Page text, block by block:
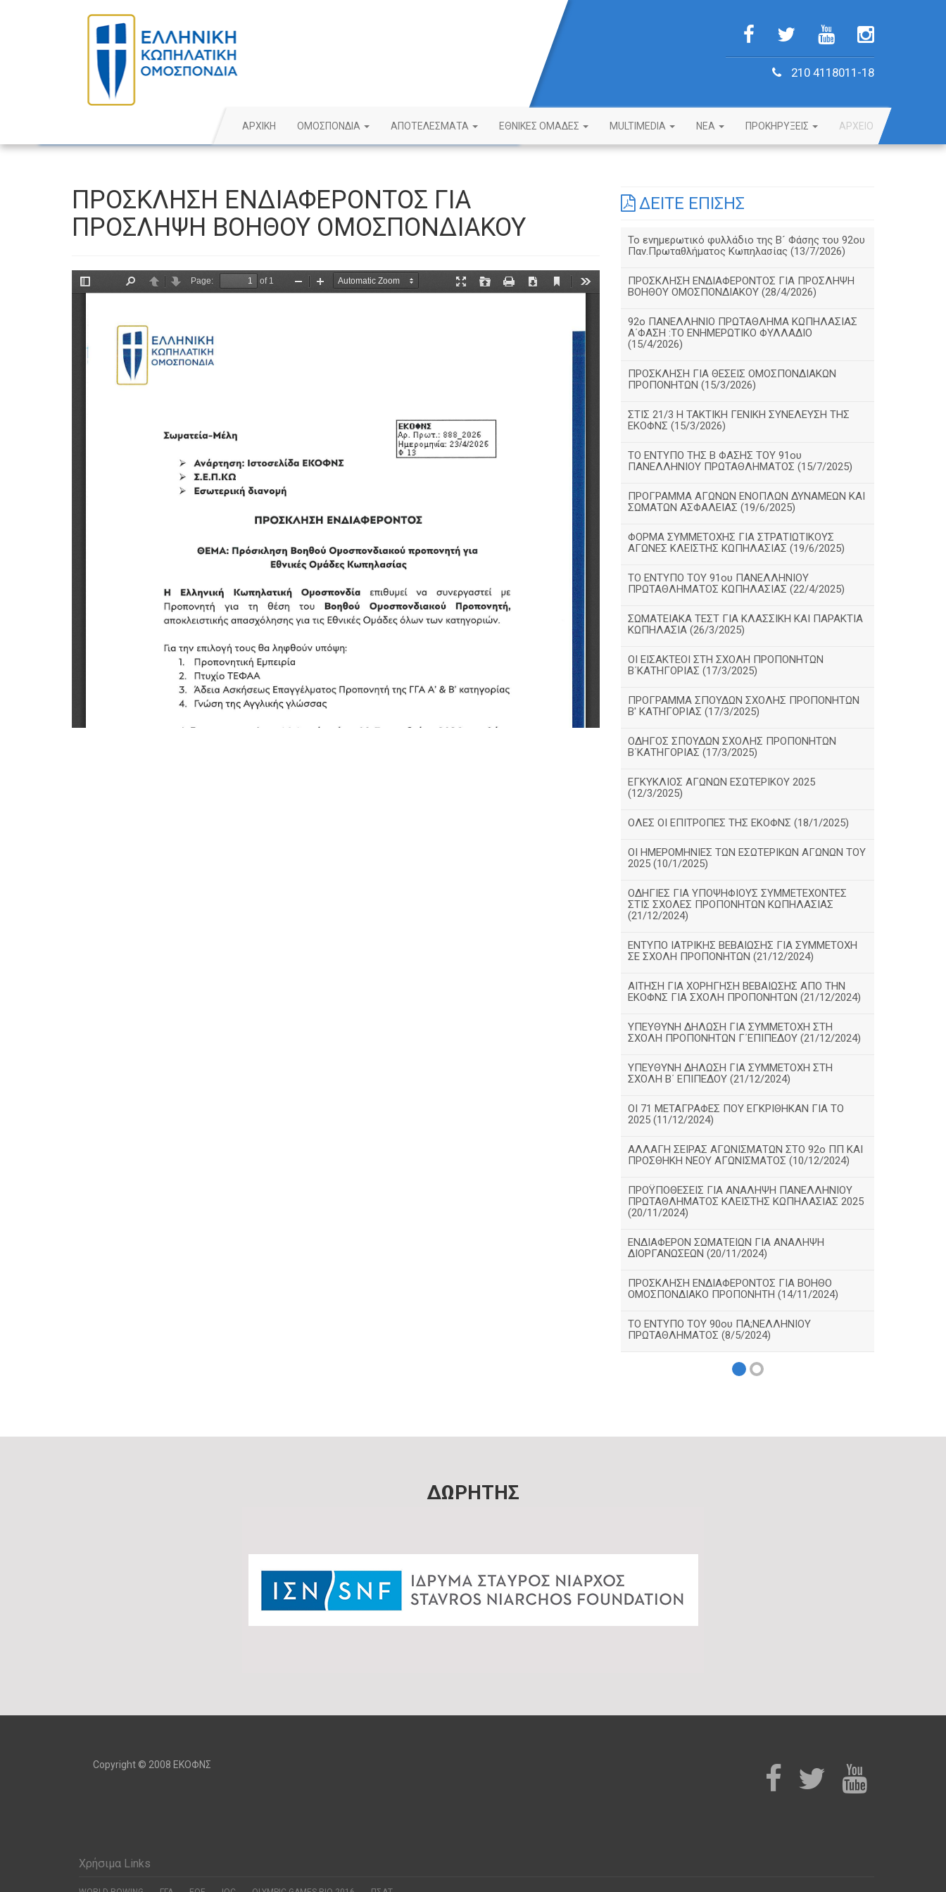
210 4118011-18
ΑΡΧΙΚΗ ΟΜΟΣΠΟΝΔΙΑ ΑΠΟΤΕΛΕΣΜΑΤΑ ΕΘΝΙΚΕΣ ΟΜΑΔΕΣ MULTIMEDIA NEA ΠΡΟΚΗΡΥΞΕΙΣ ΑΡΧΕΙΟ
ΠΡΟΣΚΛΗΣΗ ΕΝΔΙΑΦΕΡΟΝΤΟΣ ΓΙΑ
ΠΡΟΣΛΗΨΗ ΒΟΗΘΟΥ ΟΜΟΣΠΟΝΔΙΑΚΟΥ
ΔΕΙΤΕ ΕΠΙΣΗΣ
Το ενημερωτικό φυλλάδιο της Β´ Φάσης του 92ου
Παν.Πρωταθλήματος Κωπηλασίας (13/7/2026)
ΠΡΟΣΚΛΗΣΗ ΕΝΔΙΑΦΕΡΟΝΤΟΣ ΓΙΑ ΠΡΟΣΛΗΨΗ
ΒΟΗΘΟΥ ΟΜΟΣΠΟΝΔΙΑΚΟΥ (28/4/2026)
92ο ΠΑΝΕΛΛΗΝΙΟ ΠΡΩΤΑΘΛΗΜΑ ΚΩΠΗΛΑΣΙΑΣ
Α΄ΦΑΣΗ :ΤΟ ΕΝΗΜΕΡΩΤΙΚΟ ΦΥΛΛΑΔΙΟ
(15/4/2026)
ΠΡΟΣΚΛΗΣΗ ΓΙΑ ΘΕΣΕΙΣ ΟΜΟΣΠΟΝΔΙΑΚΩΝ
ΠΡΟΠΟΝΗΤΩΝ (15/3/2026)
ΣΤΙΣ 21/3 Η ΤΑΚΤΙΚΗ ΓΕΝΙΚΗ ΣΥΝΕΛΕΥΣΗ ΤΗΣ
ΕΚΟΦΝΣ (15/3/2026)
ΤΟ ΕΝΤΥΠΟ ΤΗΣ Β ΦΑΣΗΣ ΤΟΥ 91ου
ΠΑΝΕΛΛΗΝΙΟΥ ΠΡΩΤΑΘΛΗΜΑΤΟΣ (15/7/2025)
ΠΡΟΓΡΑΜΜΑ ΑΓΩΝΩΝ ΕΝΟΠΛΩΝ ΔΥΝΑΜΕΩΝ ΚΑΙ
ΣΩΜΑΤΩΝ ΑΣΦΑΛΕΙΑΣ (19/6/2025)
ΦΟΡΜΑ ΣΥΜΜΕΤΟΧΗΣ ΓΙΑ ΣΤΡΑΤΙΩΤΙΚΟΥΣ
ΑΓΩΝΕΣ ΚΛΕΙΣΤΗΣ ΚΩΠΗΛΑΣΙΑΣ (19/6/2025)
ΤΟ ΕΝΤΥΠΟ ΤΟΥ 91ου ΠΑΝΕΛΛΗΝΙΟΥ
ΠΡΩΤΑΘΛΗΜΑΤΟΣ ΚΩΠΗΛΑΣΙΑΣ (22/4/2025)
ΣΩΜΑΤΕΙΑΚΑ ΤΕΣΤ ΓΙΑ ΚΛΑΣΣΙΚΗ ΚΑΙ ΠΑΡΑΚΤΙΑ
ΚΩΠΗΛΑΣΙΑ (26/3/2025)
ΟΙ ΕΙΣΑΚΤΕΟΙ ΣΤΗ ΣΧΟΛΗ ΠΡΟΠΟΝΗΤΩΝ
Β΄ΚΑΤΗΓΟΡΙΑΣ (17/3/2025)
ΠΡΟΓΡΑΜΜΑ ΣΠΟΥΔΩΝ ΣΧΟΛΗΣ ΠΡΟΠΟΝΗΤΩΝ
Β' ΚΑΤΗΓΟΡΙΑΣ (17/3/2025)
ΟΔΗΓΟΣ ΣΠΟΥΔΩΝ ΣΧΟΛΗΣ ΠΡΟΠΟΝΗΤΩΝ
Β΄ΚΑΤΗΓΟΡΙΑΣ (17/3/2025)
ΕΓΚΥΚΛΙΟΣ ΑΓΩΝΩΝ ΕΣΩΤΕΡΙΚΟΥ 2025
(12/3/2025)
ΟΛΕΣ ΟΙ ΕΠΙΤΡΟΠΕΣ ΤΗΣ ΕΚΟΦΝΣ (18/1/2025)
ΟΙ ΗΜΕΡΟΜΗΝΙΕΣ ΤΩΝ ΕΣΩΤΕΡΙΚΩΝ ΑΓΩΝΩΝ ΤΟΥ
2025 (10/1/2025)
ΟΔΗΓΙΕΣ ΓΙΑ ΥΠΟΨΗΦΙΟΥΣ ΣΥΜΜΕΤΕΧΟΝΤΕΣ
ΣΤΙΣ ΣΧΟΛΕΣ ΠΡΟΠΟΝΗΤΩΝ ΚΩΠΗΛΑΣΙΑΣ
(21/12/2024)
ΕΝΤΥΠΟ ΙΑΤΡΙΚΗΣ ΒΕΒΑΙΩΣΗΣ ΓΙΑ ΣΥΜΜΕΤΟΧΗ
ΣΕ ΣΧΟΛΗ ΠΡΟΠΟΝΗΤΩΝ (21/12/2024)
ΑΙΤΗΣΗ ΓΙΑ ΧΟΡΗΓΗΣΗ ΒΕΒΑΙΩΣΗΣ ΑΠΟ ΤΗΝ
ΕΚΟΦΝΣ ΓΙΑ ΣΧΟΛΗ ΠΡΟΠΟΝΗΤΩΝ (21/12/2024)
ΥΠΕΥΘΥΝΗ ΔΗΛΩΣΗ ΓΙΑ ΣΥΜΜΕΤΟΧΗ ΣΤΗ
ΣΧΟΛΗ ΠΡΟΠΟΝΗΤΩΝ Γ΄ΕΠΙΠΕΔΟΥ (21/12/2024)
ΥΠΕΥΘΥΝΗ ΔΗΛΩΣΗ ΓΙΑ ΣΥΜΜΕΤΟΧΗ ΣΤΗ
ΣΧΟΛΗ Β΄ ΕΠΙΠΕΔΟΥ (21/12/2024)
ΟΙ 71 ΜΕΤΑΓΡΑΦΕΣ ΠΟΥ ΕΓΚΡΙΘΗΚΑΝ ΓΙΑ ΤΟ
2025 (11/12/2024)
ΑΛΛΑΓΗ ΣΕΙΡΑΣ ΑΓΩΝΙΣΜΑΤΩΝ ΣΤΟ 92ο ΠΠ ΚΑΙ
ΠΡΟΣΘΗΚΗ ΝΕΟΥ ΑΓΩΝΙΣΜΑΤΟΣ (10/12/2024)
ΠΡΟΫΠΟΘΕΣΕΙΣ ΓΙΑ ΑΝΑΛΗΨΗ ΠΑΝΕΛΛΗΝΙΟΥ
ΠΡΩΤΑΘΛΗΜΑΤΟΣ ΚΛΕΙΣΤΗΣ ΚΩΠΗΛΑΣΙΑΣ 2025
(20/11/2024)
ΕΝΔΙΑΦΕΡΟΝ ΣΩΜΑΤΕΙΩΝ ΓΙΑ ΑΝΑΛΗΨΗ
ΔΙΟΡΓΑΝΩΣΕΩΝ (20/11/2024)
ΠΡΟΣΚΛΗΣΗ ΕΝΔΙΑΦΕΡΟΝΤΟΣ ΓΙΑ ΒΟΗΘΟ
ΟΜΟΣΠΟΝΔΙΑΚΟ ΠΡΟΠΟΝΗΤΗ (14/11/2024)
ΤΟ ΕΝΤΥΠΟ ΤΟΥ 90ου ΠΑ;ΝΕΛΛΗΝΙΟΥ
ΠΡΩΤΑΘΛΗΜΑΤΟΣ (8/5/2024)
ΔΩΡΗΤΗΣ
Copyright © 2008 ΕΚΟΦΝΣ
Χρήσιμα Links